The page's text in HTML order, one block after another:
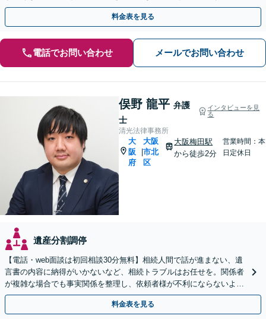
な相続問題はお任せください【休日・夜間相談可】
料金表を見る
電話でお問い合わせ メールでお問い合わせ
俣野 龍平 弁護
士
インタビューを見
る
清光法律事務所
大
阪
府
大阪
市北
区
大阪梅田駅
から徒歩2分
営業時間：本
日定休日
遺産分割調停
【電話・web面談は初回相談30分無料】相続人間で話が進まない、遺
言書の内容に納得がいかないなど、相続トラブルはお任せを。関係者
が複雑な場合でも事実関係を整理し、依頼者様が不利にならないよう
尽力します。まずは今の状況をお聞かせください。
料金表を見る